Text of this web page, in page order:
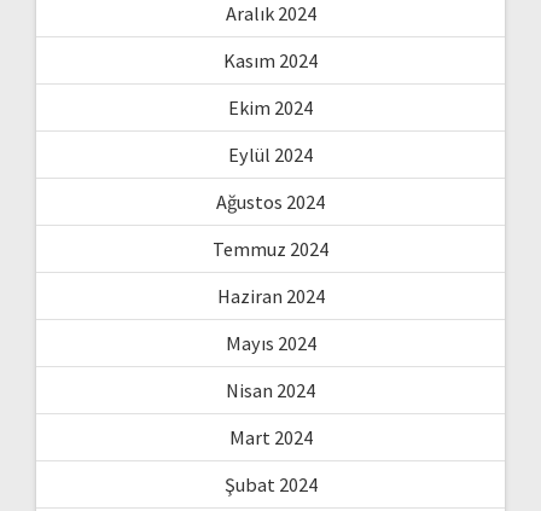
Aralık 2024
Kasım 2024
Ekim 2024
Eylül 2024
Ağustos 2024
Temmuz 2024
Haziran 2024
Mayıs 2024
Nisan 2024
Mart 2024
Şubat 2024